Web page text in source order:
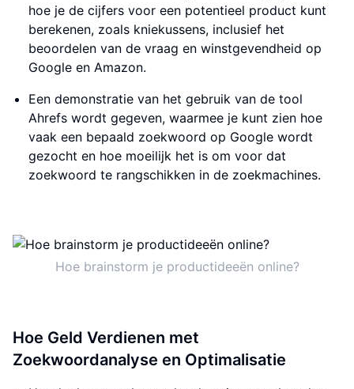
hoe je de cijfers voor een potentieel product kunt
berekenen, zoals kniekussens, inclusief het
beoordelen van de vraag en winstgevendheid op
Google en Amazon.
Een demonstratie van het gebruik van de tool
Ahrefs wordt gegeven, waarmee je kunt zien hoe
vaak een bepaald zoekwoord op Google wordt
gezocht en hoe moeilijk het is om voor dat
zoekwoord te rangschikken in de zoekmachines.
Hoe brainstorm je productideeën online?
Hoe Geld Verdienen met
Zoekwoordanalyse en Optimalisatie